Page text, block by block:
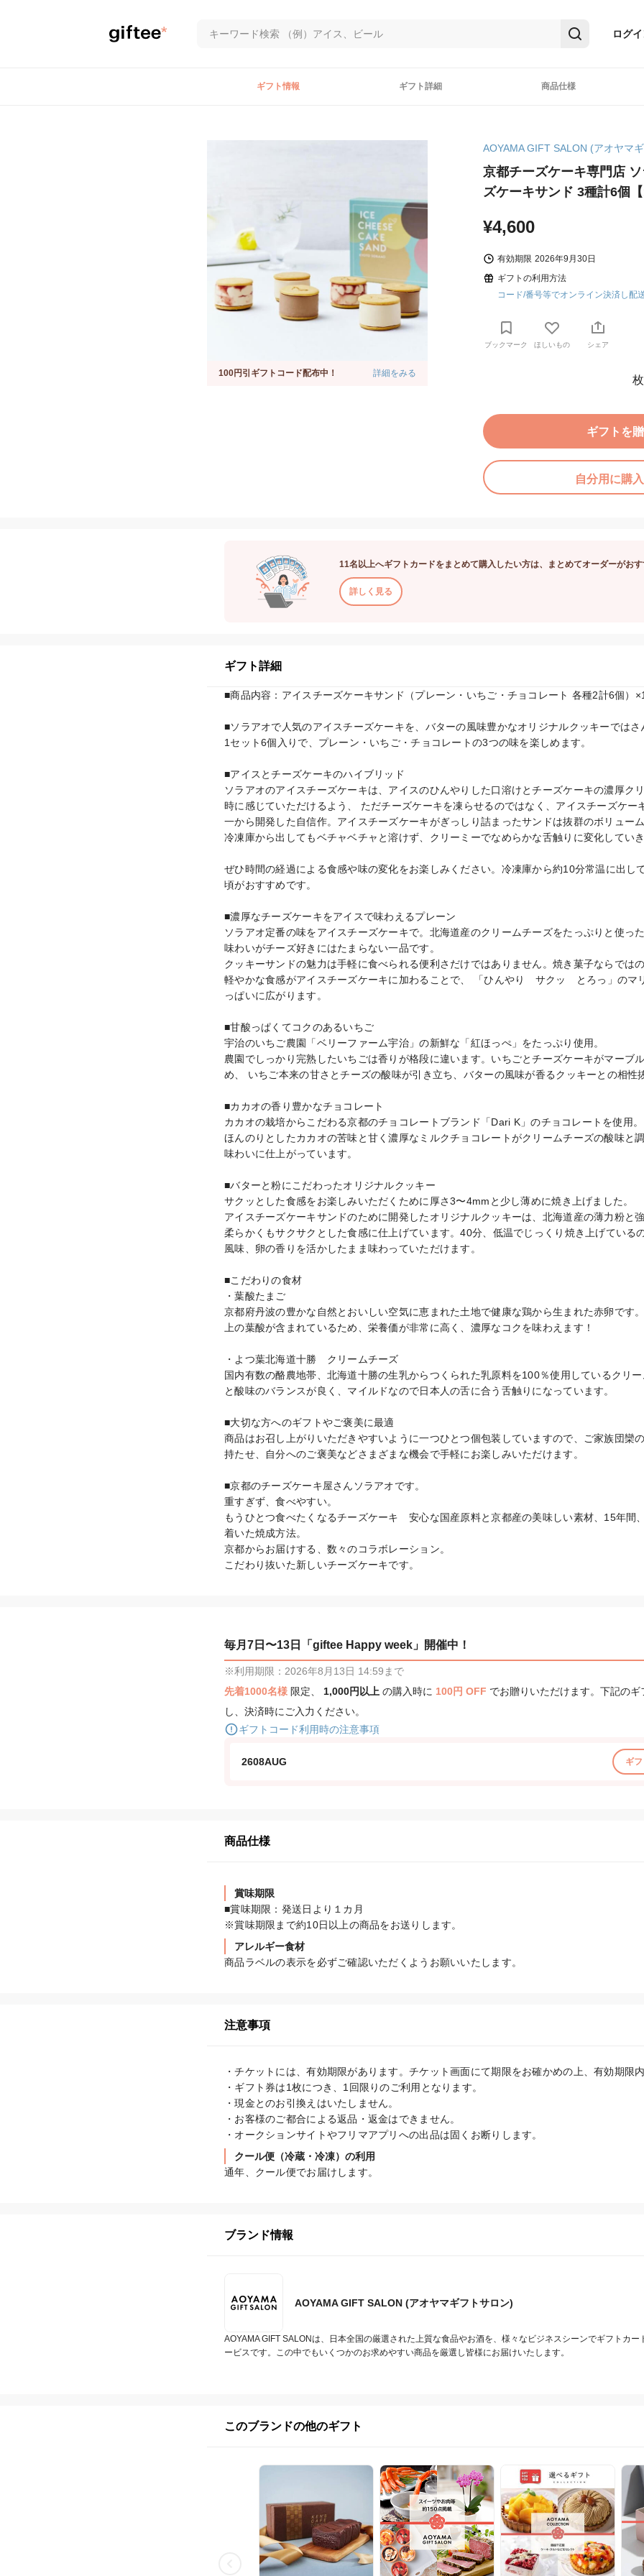
ログ
ギフト情報 ギフト詳細 商品仕様
100円引ギフトコード配布中！ 詳細をみる
AOYAMA GIFT SALON (アオヤマ
京都チーズケーキ専門店
ズケーキサンド 3種計6個【
¥4,600
有効期限 2026年9月30日
ギフトの利用方法
コード/番号等でオンライン決済し配
ブックマーク ほしいもの シェア
ギフトを
自分用に購
11名以上へギフトカードをまとめて購入したい方は、まとめてオーダーがおす
詳しく見る
ギフト詳細
■商品内容：アイスチーズケーキサンド（プレーン・いちご・チョコレート 各種2計6個）
■ソラアオで人気のアイスチーズケーキを、バターの風味豊かなオリジナルクッキーではさ
1セット6個入りで、プレーン・いちご・チョコレートの3つの味を楽しめます。
■アイスとチーズケーキのハイブリッド
ソラアオのアイスチーズケーキは、アイスのひんやりした口溶けとチーズケーキの濃厚ク
時に感じていただけるよう、 ただチーズケーキを凍らせるのではなく、アイスチーズケー
一から開発した自信作。アイスチーズケーキがぎっしり詰まったサンドは抜群のボリューム
冷凍庫から出してもベチャベチャと溶けず、クリーミーでなめらかな舌触りに変化していき
ぜひ時間の経過による食感や味の変化をお楽しみください。冷凍庫から約10分常温に出し
頃がおすすめです。
■濃厚なチーズケーキをアイスで味わえるプレーン
ソラアオ定番の味をアイスチーズケーキで。北海道産のクリームチーズをたっぷりと使っ
味わいがチーズ好きにはたまらない一品です。
クッキーサンドの魅力は手軽に食べられる便利さだけではありません。焼き菓子ならでは
軽やかな食感がアイスチーズケーキに加わることで、 「ひんやり　サクッ　とろっ」のマ
っぱいに広がります。
■甘酸っぱくてコクのあるいちご
宇治のいちご農園「ベリーファーム宇治」の新鮮な「紅ほっぺ」をたっぷり使用。
農園でしっかり完熟したいちごは香りが格段に違います。いちごとチーズケーキがマーブ
め、 いちご本来の甘さとチーズの酸味が引き立ち、バターの風味が香るクッキーとの相性
■カカオの香り豊かなチョコレート
カカオの栽培からこだわる京都のチョコレートブランド「Dari K」のチョコレートを使用。
ほんのりとしたカカオの苦味と甘く濃厚なミルクチョコレートがクリームチーズの酸味と
味わいに仕上がっています。
■バターと粉にこだわったオリジナルクッキー
サクッとした食感をお楽しみいただくために厚さ3〜4mmと少し薄めに焼き上げました。
アイスチーズケーキサンドのために開発したオリジナルクッキーは、北海道産の薄力粉と
柔らかくもサクサクとした食感に仕上げています。40分、低温でじっくり焼き上げている
風味、卵の香りを活かしたまま味わっていただけます。
■こだわりの食材
・葉酸たまご
京都府丹波の豊かな自然とおいしい空気に恵まれた土地で健康な鶏から生まれた赤卵です
上の葉酸が含まれているため、栄養価が非常に高く、濃厚なコクを味わえます！
・よつ葉北海道十勝　クリームチーズ
国内有数の酪農地帯、北海道十勝の生乳からつくられた乳原料を100％使用しているクリ
と酸味のバランスが良く、マイルドなので日本人の舌に合う舌触りになっています。
■大切な方へのギフトやご褒美に最適
商品はお召し上がりいただきやすいように一つひとつ個包装していますので、ご家族団欒
持たせ、自分へのご褒美などさまざまな機会で手軽にお楽しみいただけます。
■京都のチーズケーキ屋さんソラアオです。
重すぎず、食べやすい。
もうひとつ食べたくなるチーズケーキ　安心な国産原料と京都産の美味しい素材、15年間
着いた焼成方法。
京都からお届けする、数々のコラボレーション。
こだわり抜いた新しいチーズケーキです。
毎月7日〜13日「giftee Happy week」開催中！
※利用期限：2026年8月13日 14:59まで
先着1000名様 限定、 1,000円以上 の購入時に 100円 OFF でお贈りいただけます。下記の
し、決済時にご入力ください。
ギフトコード利用時の注意事項
2608AUG ギ
商品仕様
賞味期限
■賞味期限：発送日より１カ月
※賞味期限まで約10日以上の商品をお送りします。
アレルギー食材
商品ラベルの表示を必ずご確認いただくようお願いいたします。
注意事項
・チケットには、有効期限があります。チケット画面にて期限をお確かめの上、有効期限
・ギフト券は1枚につき、1回限りのご利用となります。
・現金とのお引換えはいたしません。
・お客様のご都合による返品・返金はできません。
・オークションサイトやフリマアプリへの出品は固くお断りします。
クール便（冷蔵・冷凍）の利用
通年、クール便でお届けします。
ブランド情報
AOYAMA GIFT SALON (アオヤマギフトサロン)
AOYAMA GIFT SALONは、日本全国の厳選された上質な食品やお酒を、様々なビジネスシーンでギフトカー
ービスです。この中でもいくつかのお求めやすい商品を厳選し皆様にお届けいたします。
このブランドの他のギフト